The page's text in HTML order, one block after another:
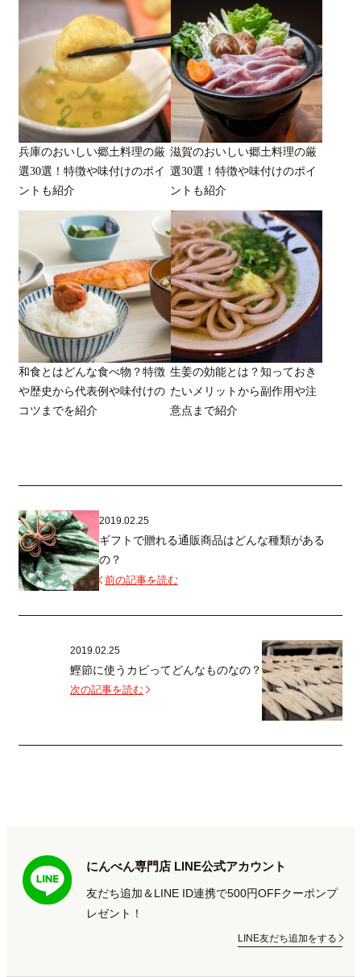
兵庫のおいしい郷土料理の厳
選30選！特徴や味付けのポイ
ントも紹介
滋賀のおいしい郷土料理の厳
選30選！特徴や味付けのポイ
ントも紹介
和食とはどんな食べ物？特徴
や歴史から代表例や味付けの
コツまでを紹介
生姜の効能とは？知っておき
たいメリットから副作用や注
意点まで紹介
2019.02.25
ギフトで贈れる通販商品はどんな種類がある
の？
前の記事を読む
2019.02.25
鰹節に使うカビってどんなものなの？
次の記事を読む
にんべん専門店 LINE公式アカウント
友だち追加＆LINE ID連携で500円OFFクーポンプ
レゼント！
LINE友だち追加をする